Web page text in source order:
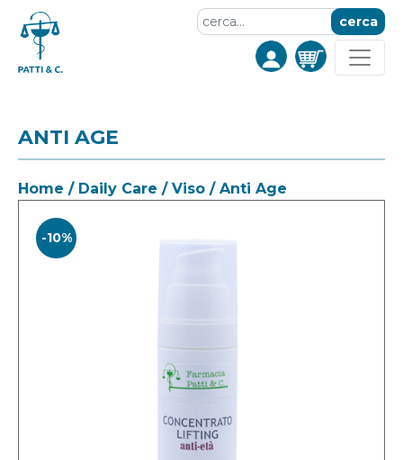
cerca
ANTI AGE
Home / Daily Care / Viso / Anti Age
-10%